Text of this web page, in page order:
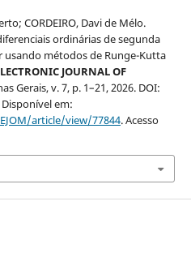
CORDEIRO, Davi de Mélo.
ordinárias de segunda
métodos de Runge-Kutta
JOURNAL OF
Gerais, v. 7, p. 1–21, 2026. DOI:
Disponível em:
article/view/77844. Acesso